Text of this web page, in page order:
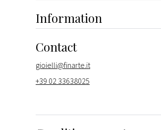
Information
Contact
gioielli@finarte.it
+39 02 33638025